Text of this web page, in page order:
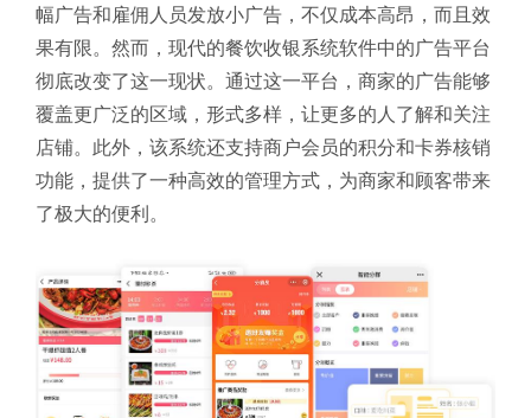
幅广告和雇佣人员发放小广告，不仅成本高昂，而且效
果有限。然而，现代的餐饮收银系统软件中的广告平台
彻底改变了这一现状。通过这一平台，商家的广告能够
覆盖更广泛的区域，形式多样，让更多的人了解和关注
店铺。此外，该系统还支持商户会员的积分和卡券核销
功能，提供了一种高效的管理方式，为商家和顾客带来
了极大的便利。